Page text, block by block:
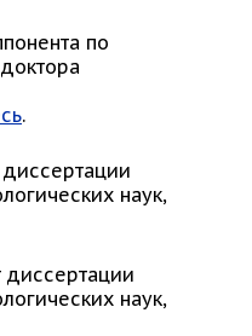
по
.
наук,
диссертации
наук,